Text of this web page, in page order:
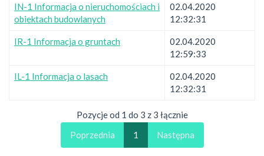
IN-1 Informacja o nieruchomościach i
obiektach budowlanych
02.04.2020
12:32:31
IR-1 Informacja o gruntach
02.04.2020
12:59:33
IL-1 Informacja o lasach
02.04.2020
12:32:31
Pozycje od 1 do 3 z 3 łącznie
Poprzednia
1 Następna